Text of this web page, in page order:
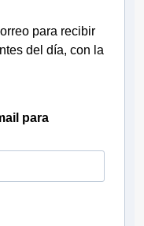
para recibir
del día, con la
para